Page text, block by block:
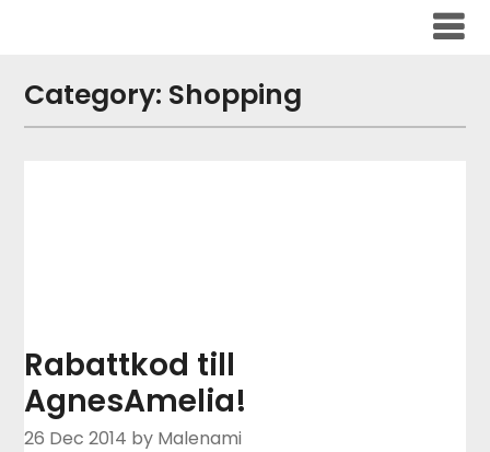
Category: Shopping
Rabattkod till
AgnesAmelia!
26 Dec 2014 by Malenami